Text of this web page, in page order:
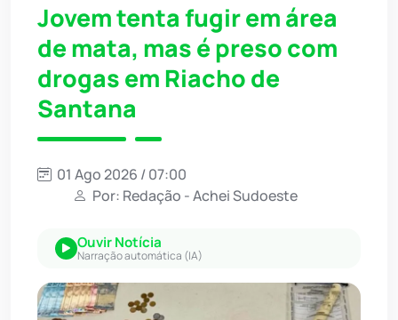
Jovem tenta fugir em área
de mata, mas é preso com
drogas em Riacho de
Santana
01 Ago 2026 / 07:00
Por: Redação - Achei Sudoeste
Ouvir Notícia
Narração automática (IA)